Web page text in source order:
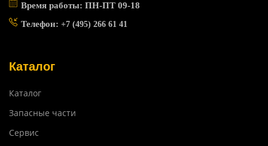
Время работы: ПН-ПТ 09-18
Телефон: +7 (495) 266 61 41
Каталог
Каталог
Запасные части
Сервис